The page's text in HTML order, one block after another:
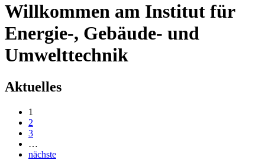
Willkommen am Institut für
Energie-, Gebäude- und
Umwelttechnik
Aktuelles
1
2
3
…
nächste